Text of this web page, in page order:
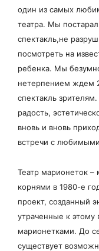
один из самых
театра. Мы
спектакль,не
посмотреть на
ребенка. Мы
нетерпением ждем
спектакль
радость,
вновь и вновь
встречи с
Театр марионеток –
корнями в 1980-е
проект, созданный
утраченные к этому
марионетками. До
существует